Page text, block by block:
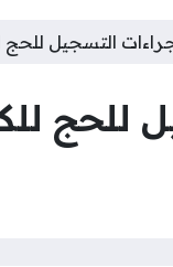
التسجيل للحج